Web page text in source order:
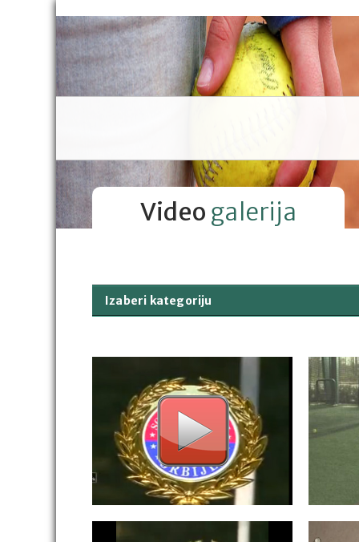
Video galerija
Izaberi kategoriju